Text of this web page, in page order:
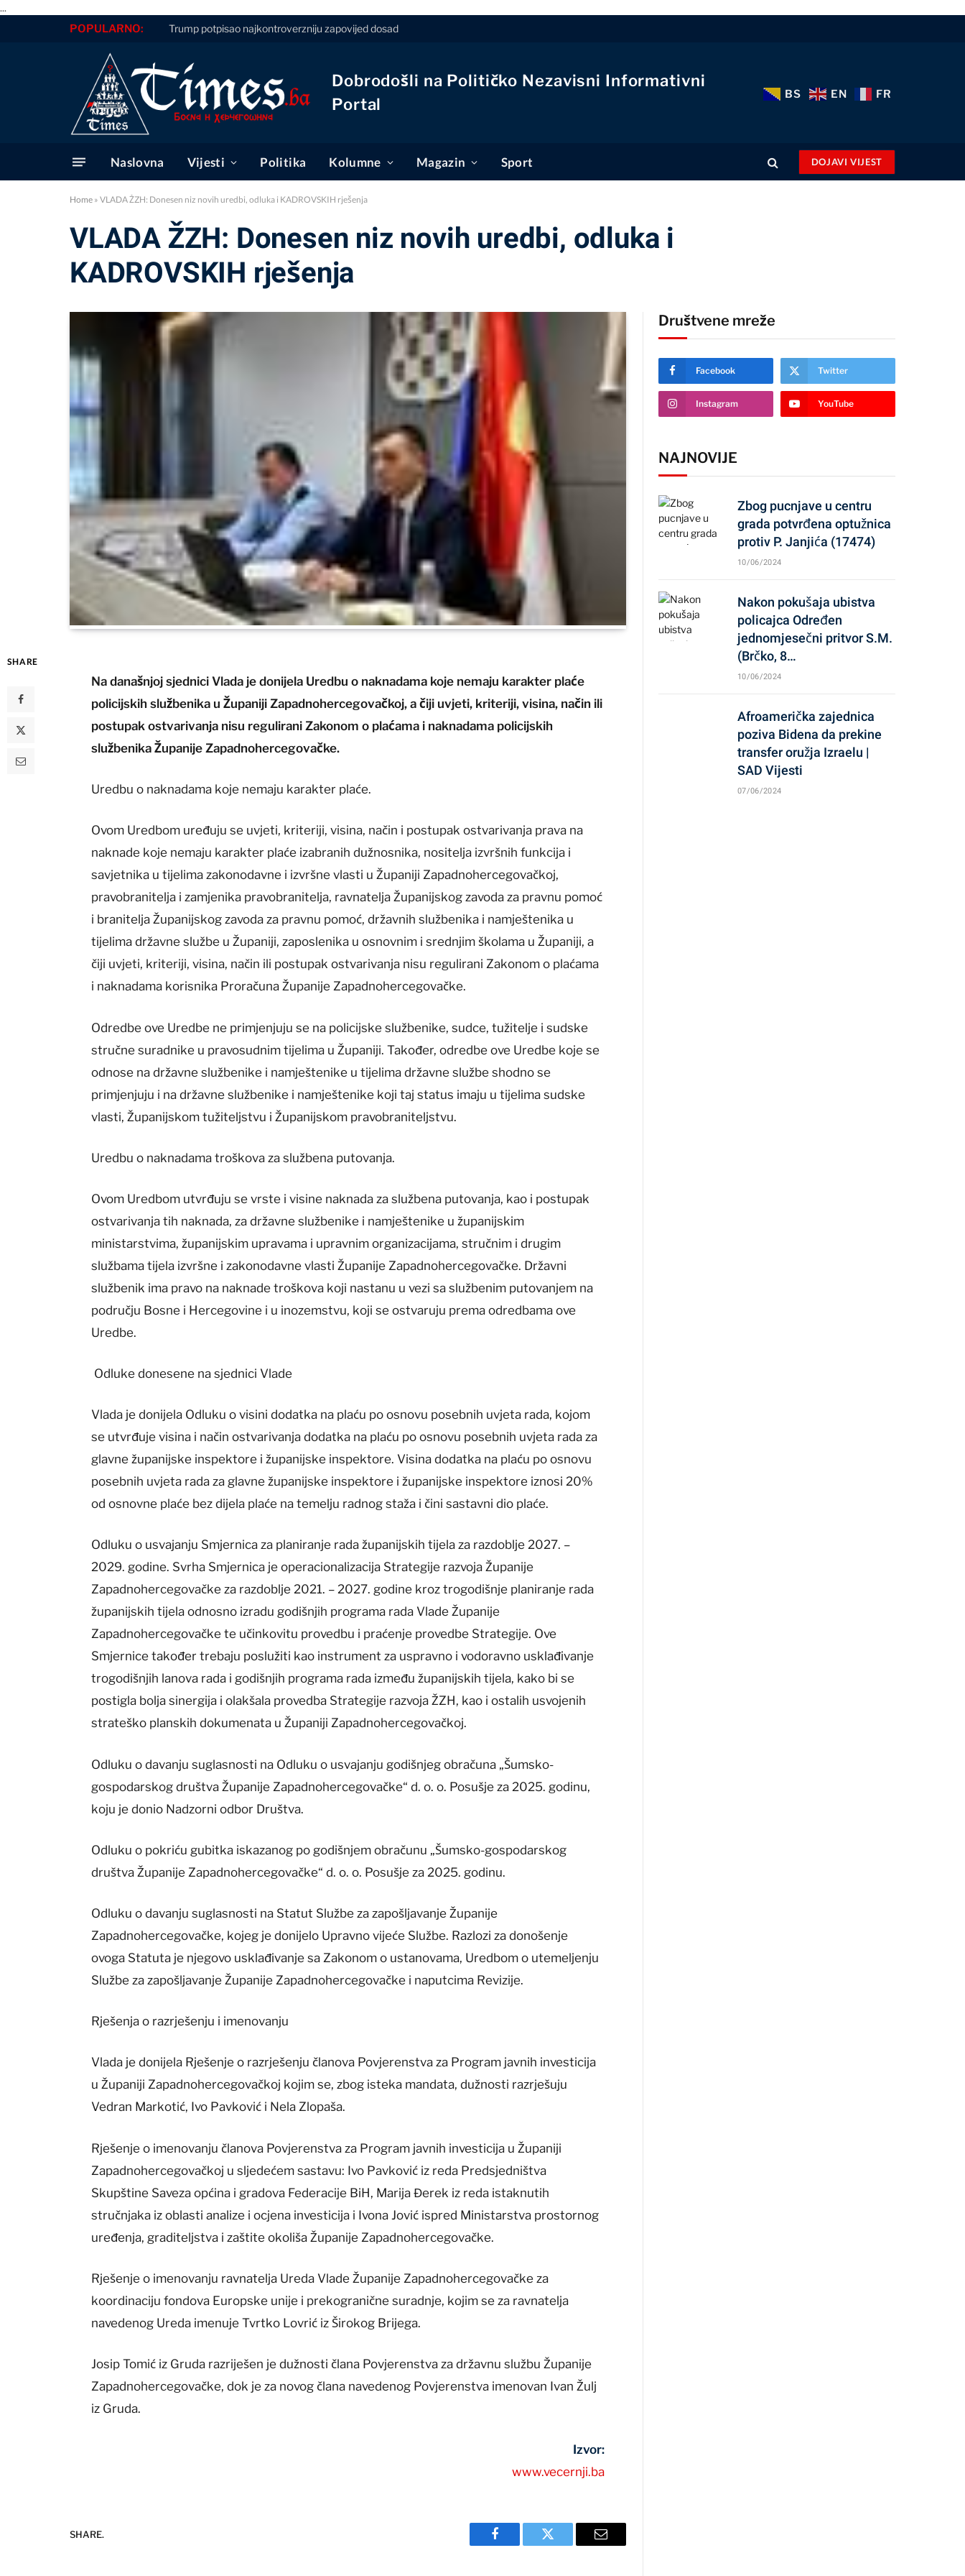
...
POPULARNO: Trump potpisao najkontroverzniju zapovijed dosad
Dobrodošli na Političko Nezavisni Informativni
Portal
BS EN FR
Naslovna Vijesti Politika Kolumne Magazin Sport DOJAVI VIJEST
Home » VLADA ŽZH: Donesen niz novih uredbi, odluka i KADROVSKIH rješenja
VLADA ŽZH: Donesen niz novih uredbi, odluka i
KADROVSKIH rješenja
SHARE
Na današnjoj sjednici Vlada je donijela Uredbu o naknadama koje nemaju karakter plaće
policijskih službenika u Županiji Zapadnohercegovačkoj, a čiji uvjeti, kriteriji, visina, način ili
postupak ostvarivanja nisu regulirani Zakonom o plaćama i naknadama policijskih
službenika Županije Zapadnohercegovačke.
Uredbu o naknadama koje nemaju karakter plaće.
Ovom Uredbom uređuju se uvjeti, kriteriji, visina, način i postupak ostvarivanja prava na
naknade koje nemaju karakter plaće izabranih dužnosnika, nositelja izvršnih funkcija i
savjetnika u tijelima zakonodavne i izvršne vlasti u Županiji Zapadnohercegovačkoj,
pravobranitelja i zamjenika pravobranitelja, ravnatelja Županijskog zavoda za pravnu pomoć
i branitelja Županijskog zavoda za pravnu pomoć, državnih službenika i namještenika u
tijelima državne službe u Županiji, zaposlenika u osnovnim i srednjim školama u Županiji, a
čiji uvjeti, kriteriji, visina, način ili postupak ostvarivanja nisu regulirani Zakonom o plaćama
i naknadama korisnika Proračuna Županije Zapadnohercegovačke.
Odredbe ove Uredbe ne primjenjuju se na policijske službenike, sudce, tužitelje i sudske
stručne suradnike u pravosudnim tijelima u Županiji. Također, odredbe ove Uredbe koje se
odnose na državne službenike i namještenike u tijelima državne službe shodno se
primjenjuju i na državne službenike i namještenike koji taj status imaju u tijelima sudske
vlasti, Županijskom tužiteljstvu i Županijskom pravobraniteljstvu.
Uredbu o naknadama troškova za službena putovanja.
Ovom Uredbom utvrđuju se vrste i visine naknada za službena putovanja, kao i postupak
ostvarivanja tih naknada, za državne službenike i namještenike u županijskim
ministarstvima, županijskim upravama i upravnim organizacijama, stručnim i drugim
službama tijela izvršne i zakonodavne vlasti Županije Zapadnohercegovačke. Državni
službenik ima pravo na naknade troškova koji nastanu u vezi sa službenim putovanjem na
području Bosne i Hercegovine i u inozemstvu, koji se ostvaruju prema odredbama ove
Uredbe.
Odluke donesene na sjednici Vlade
Vlada je donijela Odluku o visini dodatka na plaću po osnovu posebnih uvjeta rada, kojom
se utvrđuje visina i način ostvarivanja dodatka na plaću po osnovu posebnih uvjeta rada za
glavne županijske inspektore i županijske inspektore. Visina dodatka na plaću po osnovu
posebnih uvjeta rada za glavne županijske inspektore i županijske inspektore iznosi 20%
od osnovne plaće bez dijela plaće na temelju radnog staža i čini sastavni dio plaće.
Odluku o usvajanju Smjernica za planiranje rada županijskih tijela za razdoblje 2027. –
2029. godine. Svrha Smjernica je operacionalizacija Strategije razvoja Županije
Zapadnohercegovačke za razdoblje 2021. – 2027. godine kroz trogodišnje planiranje rada
županijskih tijela odnosno izradu godišnjih programa rada Vlade Županije
Zapadnohercegovačke te učinkovitu provedbu i praćenje provedbe Strategije. Ove
Smjernice također trebaju poslužiti kao instrument za uspravno i vodoravno usklađivanje
trogodišnjih lanova rada i godišnjih programa rada između županijskih tijela, kako bi se
postigla bolja sinergija i olakšala provedba Strategije razvoja ŽZH, kao i ostalih usvojenih
strateško planskih dokumenata u Županiji Zapadnohercegovačkoj.
Odluku o davanju suglasnosti na Odluku o usvajanju godišnjeg obračuna „Šumsko-
gospodarskog društva Županije Zapadnohercegovačke“ d. o. o. Posušje za 2025. godinu,
koju je donio Nadzorni odbor Društva.
Odluku o pokriću gubitka iskazanog po godišnjem obračunu „Šumsko-gospodarskog
društva Županije Zapadnohercegovačke“ d. o. o. Posušje za 2025. godinu.
Odluku o davanju suglasnosti na Statut Službe za zapošljavanje Županije
Zapadnohercegovačke, kojeg je donijelo Upravno vijeće Službe. Razlozi za donošenje
ovoga Statuta je njegovo usklađivanje sa Zakonom o ustanovama, Uredbom o utemeljenju
Službe za zapošljavanje Županije Zapadnohercegovačke i naputcima Revizije.
Rješenja o razrješenju i imenovanju
Vlada je donijela Rješenje o razrješenju članova Povjerenstva za Program javnih investicija
u Županiji Zapadnohercegovačkoj kojim se, zbog isteka mandata, dužnosti razrješuju
Vedran Markotić, Ivo Pavković i Nela Zlopaša.
Rješenje o imenovanju članova Povjerenstva za Program javnih investicija u Županiji
Zapadnohercegovačkoj u sljedećem sastavu: Ivo Pavković iz reda Predsjedništva
Skupštine Saveza općina i gradova Federacije BiH, Marija Đerek iz reda istaknutih
stručnjaka iz oblasti analize i ocjena investicija i Ivona Jović ispred Ministarstva prostornog
uređenja, graditeljstva i zaštite okoliša Županije Zapadnohercegovačke.
Rješenje o imenovanju ravnatelja Ureda Vlade Županije Zapadnohercegovačke za
koordinaciju fondova Europske unije i prekogranične suradnje, kojim se za ravnatelja
navedenog Ureda imenuje Tvrtko Lovrić iz Širokog Brijega.
Josip Tomić iz Gruda razriješen je dužnosti člana Povjerenstva za državnu službu Županije
Zapadnohercegovačke, dok je za novog člana navedenog Povjerenstva imenovan Ivan Žulj
iz Gruda.
Izvor:
www.vecernji.ba
SHARE.
Facebook Twitter Email
Društvene mreže
Facebook Twitter
Instagram YouTube
NAJNOVIJE
Zbog pucnjave u centru
grada potvrđena optužnica
protiv P. Janjića (17474)
10/06/2024
Nakon pokušaja ubistva
policajca Određen
jednomjesečni pritvor S.M.
(Brčko, 8…
10/06/2024
Afroamerička zajednica
poziva Bidena da prekine
transfer oružja Izraelu |
SAD Vijesti
07/06/2024